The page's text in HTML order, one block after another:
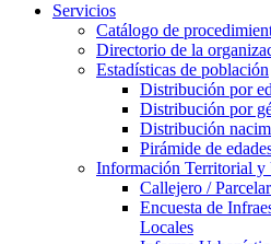
Servicios
Catálogo de
Directorio de la
Estadísticas de población
Distribución por
Distribución por
Distribución
Pirámide de
Información Territorial y
Callejero /
Encuesta de
Locales